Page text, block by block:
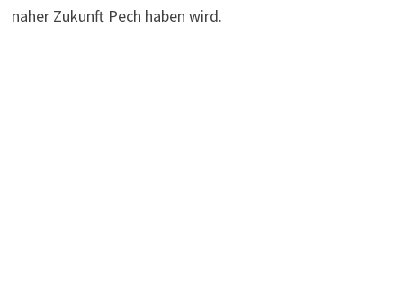
naher Zukunft Pech haben wird.